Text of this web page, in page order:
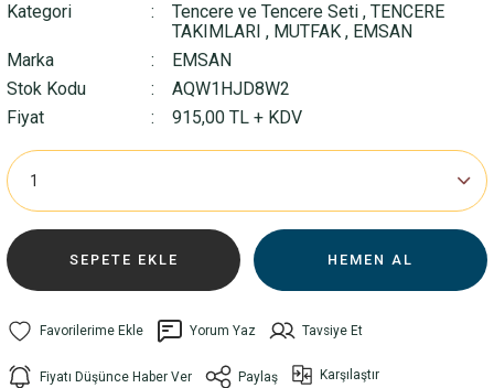
Kategori Tencere ve Tencere Seti , TENCERE
TAKIMLARI , MUTFAK , EMSAN
Marka
EMSAN
Stok Kodu
AQW1HJD8W2
Fiyat
915,00 TL + KDV
SEPETE EKLE HEMEN AL
Yorum Yaz Tavsiye Et
Fiyatı Düşünce Haber Ver Paylaş Karşılaştır